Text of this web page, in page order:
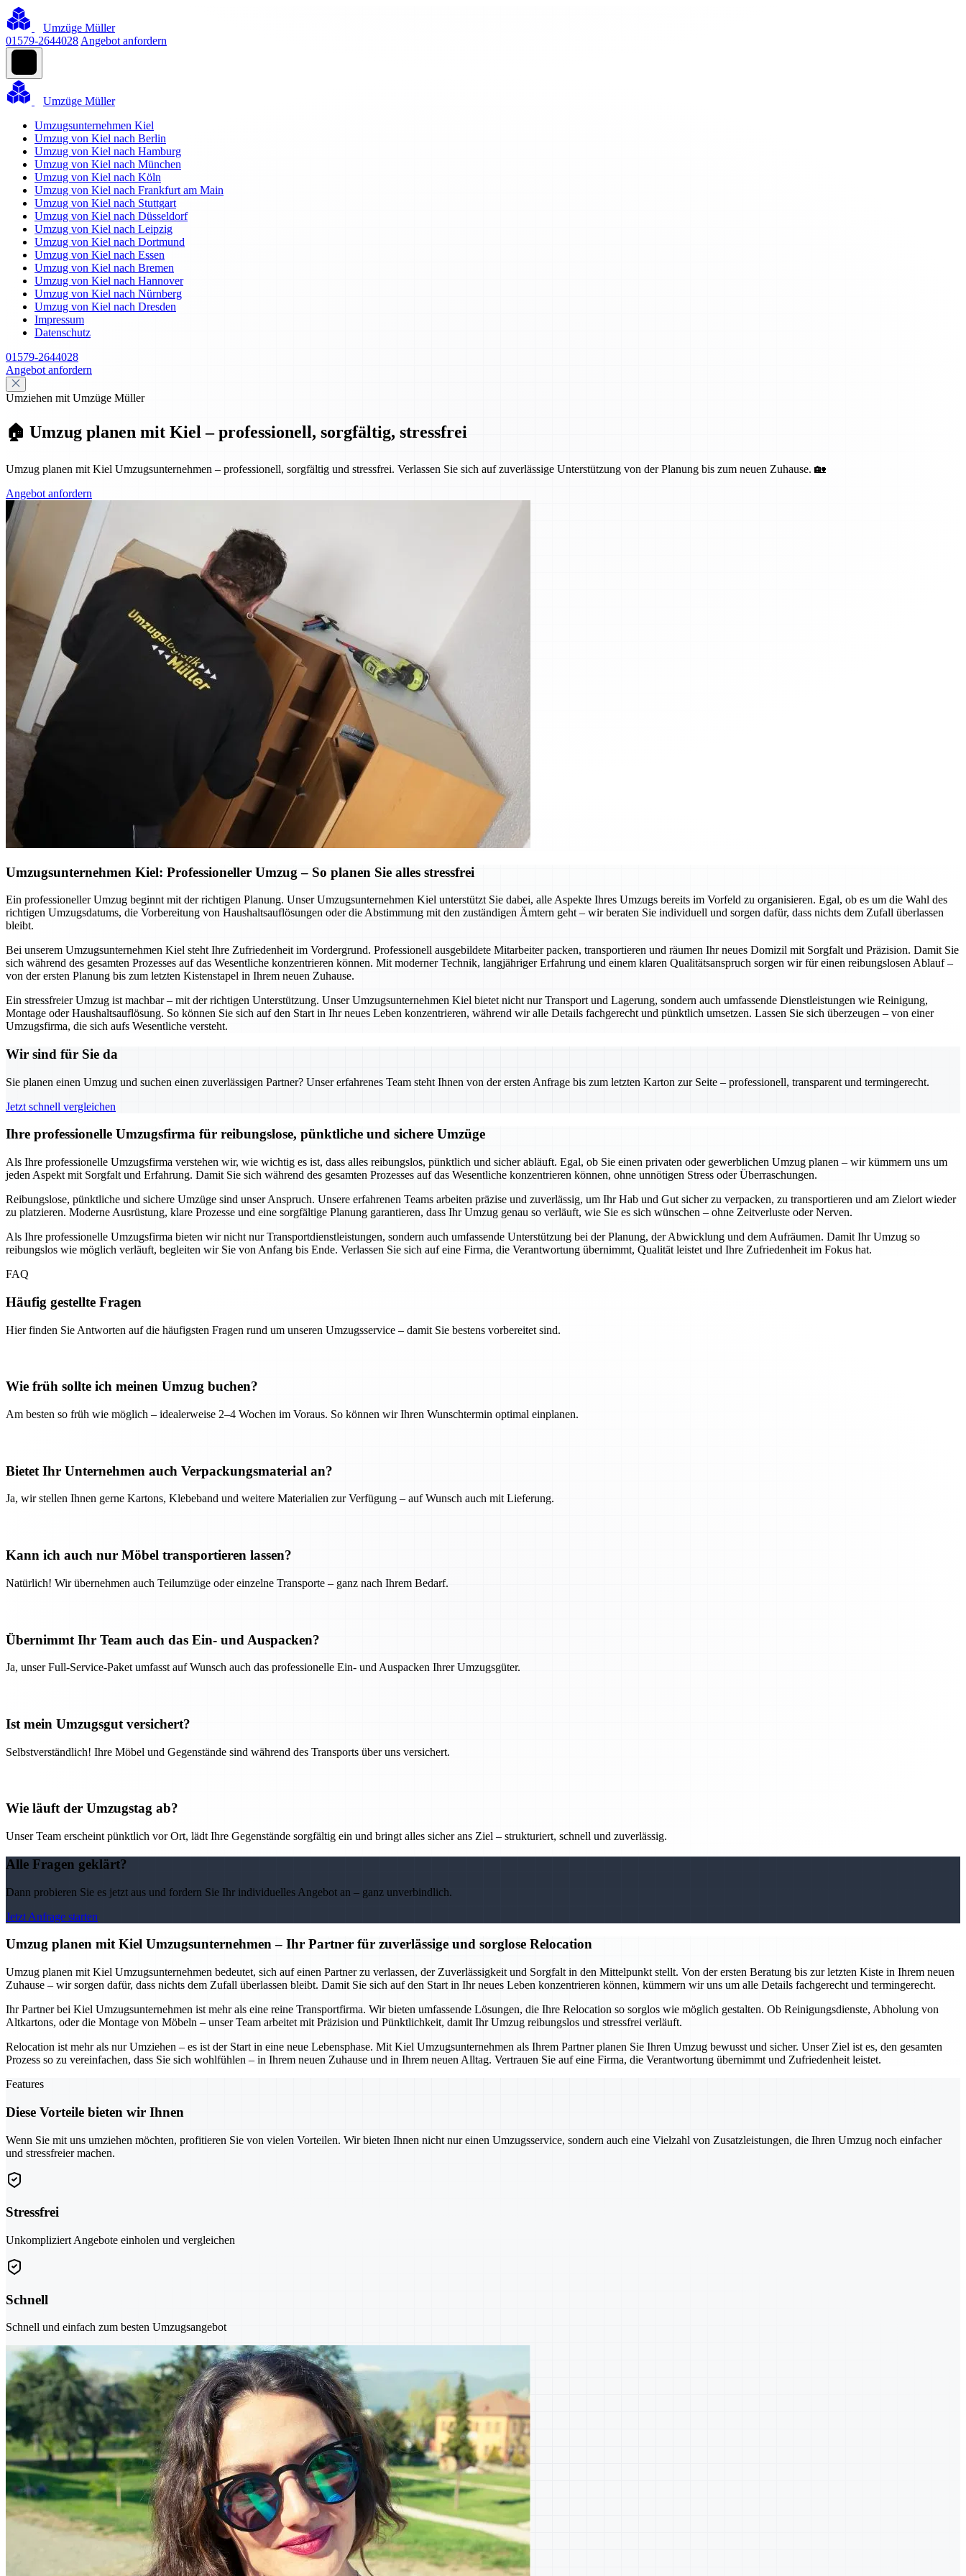
Umzüge Müller
01579-2644028 Angebot anfordern
Umzüge Müller
Umzugsunternehmen Kiel
Umzug von Kiel nach Berlin
Umzug von Kiel nach Hamburg
Umzug von Kiel nach München
Umzug von Kiel nach Köln
Umzug von Kiel nach Frankfurt am Main
Umzug von Kiel nach Stuttgart
Umzug von Kiel nach Düsseldorf
Umzug von Kiel nach Leipzig
Umzug von Kiel nach Dortmund
Umzug von Kiel nach Essen
Umzug von Kiel nach Bremen
Umzug von Kiel nach Hannover
Umzug von Kiel nach Nürnberg
Umzug von Kiel nach Dresden
Impressum
Datenschutz
01579-2644028
Angebot anfordern
Umziehen mit Umzüge Müller
🏠 Umzug planen mit Kiel – professionell, sorgfältig, stressfrei
Umzug planen mit Kiel Umzugsunternehmen – professionell, sorgfältig und stressfrei. Verlassen Sie sich auf zuverlässige Unterstützung von der Planung bis zum neuen Zuhause. 🏡
Angebot anfordern
Umzugsunternehmen Kiel: Professioneller Umzug – So planen Sie alles stressfrei
Ein professioneller Umzug beginnt mit der richtigen Planung. Unser Umzugsunternehmen Kiel unterstützt Sie dabei, alle Aspekte Ihres Umzugs bereits im Vorfeld zu organisieren. Egal, ob es um die Wahl des
richtigen Umzugsdatums, die Vorbereitung von Haushaltsauflösungen oder die Abstimmung mit den zuständigen Ämtern geht – wir beraten Sie individuell und sorgen dafür, dass nichts dem Zufall überlassen
bleibt.
Bei unserem Umzugsunternehmen Kiel steht Ihre Zufriedenheit im Vordergrund. Professionell ausgebildete Mitarbeiter packen, transportieren und räumen Ihr neues Domizil mit Sorgfalt und Präzision. Damit Sie
sich während des gesamten Prozesses auf das Wesentliche konzentrieren können. Mit moderner Technik, langjähriger Erfahrung und einem klaren Qualitätsanspruch sorgen wir für einen reibungslosen Ablauf –
von der ersten Planung bis zum letzten Kistenstapel in Ihrem neuen Zuhause.
Ein stressfreier Umzug ist machbar – mit der richtigen Unterstützung. Unser Umzugsunternehmen Kiel bietet nicht nur Transport und Lagerung, sondern auch umfassende Dienstleistungen wie Reinigung,
Montage oder Haushaltsauflösung. So können Sie sich auf den Start in Ihr neues Leben konzentrieren, während wir alle Details fachgerecht und pünktlich umsetzen. Lassen Sie sich überzeugen – von einer
Umzugsfirma, die sich aufs Wesentliche versteht.
Wir sind für Sie da
Sie planen einen Umzug und suchen einen zuverlässigen Partner? Unser erfahrenes Team steht Ihnen von der ersten Anfrage bis zum letzten Karton zur Seite – professionell, transparent und termingerecht.
Jetzt schnell vergleichen
Ihre professionelle Umzugsfirma für reibungslose, pünktliche und sichere Umzüge
Als Ihre professionelle Umzugsfirma verstehen wir, wie wichtig es ist, dass alles reibungslos, pünktlich und sicher abläuft. Egal, ob Sie einen privaten oder gewerblichen Umzug planen – wir kümmern uns um
jeden Aspekt mit Sorgfalt und Erfahrung. Damit Sie sich während des gesamten Prozesses auf das Wesentliche konzentrieren können, ohne unnötigen Stress oder Überraschungen.
Reibungslose, pünktliche und sichere Umzüge sind unser Anspruch. Unsere erfahrenen Teams arbeiten präzise und zuverlässig, um Ihr Hab und Gut sicher zu verpacken, zu transportieren und am Zielort wieder
zu platzieren. Moderne Ausrüstung, klare Prozesse und eine sorgfältige Planung garantieren, dass Ihr Umzug genau so verläuft, wie Sie es sich wünschen – ohne Zeitverluste oder Nerven.
Als Ihre professionelle Umzugsfirma bieten wir nicht nur Transportdienstleistungen, sondern auch umfassende Unterstützung bei der Planung, der Abwicklung und dem Aufräumen. Damit Ihr Umzug so
reibungslos wie möglich verläuft, begleiten wir Sie von Anfang bis Ende. Verlassen Sie sich auf eine Firma, die Verantwortung übernimmt, Qualität leistet und Ihre Zufriedenheit im Fokus hat.
FAQ
Häufig gestellte Fragen
Hier finden Sie Antworten auf die häufigsten Fragen rund um unseren Umzugsservice – damit Sie bestens vorbereitet sind.
Wie früh sollte ich meinen Umzug buchen?
Am besten so früh wie möglich – idealerweise 2–4 Wochen im Voraus. So können wir Ihren Wunschtermin optimal einplanen.
Bietet Ihr Unternehmen auch Verpackungsmaterial an?
Ja, wir stellen Ihnen gerne Kartons, Klebeband und weitere Materialien zur Verfügung – auf Wunsch auch mit Lieferung.
Kann ich auch nur Möbel transportieren lassen?
Natürlich! Wir übernehmen auch Teilumzüge oder einzelne Transporte – ganz nach Ihrem Bedarf.
Übernimmt Ihr Team auch das Ein- und Auspacken?
Ja, unser Full-Service-Paket umfasst auf Wunsch auch das professionelle Ein- und Auspacken Ihrer Umzugsgüter.
Ist mein Umzugsgut versichert?
Selbstverständlich! Ihre Möbel und Gegenstände sind während des Transports über uns versichert.
Wie läuft der Umzugstag ab?
Unser Team erscheint pünktlich vor Ort, lädt Ihre Gegenstände sorgfältig ein und bringt alles sicher ans Ziel – strukturiert, schnell und zuverlässig.
Alle Fragen geklärt?
Dann probieren Sie es jetzt aus und fordern Sie Ihr individuelles Angebot an – ganz unverbindlich.
Jetzt Anfrage starten
Umzug planen mit Kiel Umzugsunternehmen – Ihr Partner für zuverlässige und sorglose Relocation
Umzug planen mit Kiel Umzugsunternehmen bedeutet, sich auf einen Partner zu verlassen, der Zuverlässigkeit und Sorgfalt in den Mittelpunkt stellt. Von der ersten Beratung bis zur letzten Kiste in Ihrem neuen
Zuhause – wir sorgen dafür, dass nichts dem Zufall überlassen bleibt. Damit Sie sich auf den Start in Ihr neues Leben konzentrieren können, kümmern wir uns um alle Details fachgerecht und termingerecht.
Ihr Partner bei Kiel Umzugsunternehmen ist mehr als eine reine Transportfirma. Wir bieten umfassende Lösungen, die Ihre Relocation so sorglos wie möglich gestalten. Ob Reinigungsdienste, Abholung von
Altkartons, oder die Montage von Möbeln – unser Team arbeitet mit Präzision und Pünktlichkeit, damit Ihr Umzug reibungslos und stressfrei verläuft.
Relocation ist mehr als nur Umziehen – es ist der Start in eine neue Lebensphase. Mit Kiel Umzugsunternehmen als Ihrem Partner planen Sie Ihren Umzug bewusst und sicher. Unser Ziel ist es, den gesamten
Prozess so zu vereinfachen, dass Sie sich wohlfühlen – in Ihrem neuen Zuhause und in Ihrem neuen Alltag. Vertrauen Sie auf eine Firma, die Verantwortung übernimmt und Zufriedenheit leistet.
Features
Diese Vorteile bieten wir Ihnen
Wenn Sie mit uns umziehen möchten, profitieren Sie von vielen Vorteilen. Wir bieten Ihnen nicht nur einen Umzugsservice, sondern auch eine Vielzahl von Zusatzleistungen, die Ihren Umzug noch einfacher
und stressfreier machen.
Stressfrei
Unkompliziert Angebote einholen und vergleichen
Schnell
Schnell und einfach zum besten Umzugsangebot